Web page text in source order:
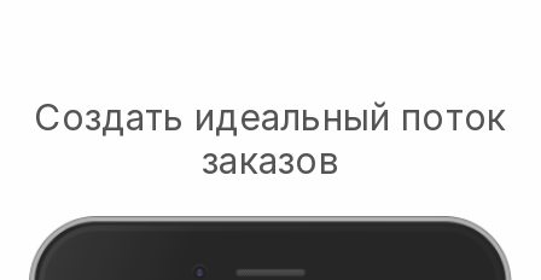
Создать идеальный поток
заказов